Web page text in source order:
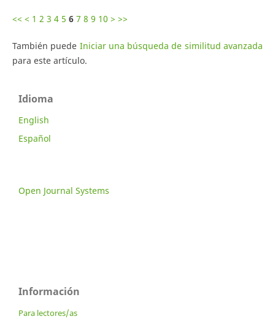
<< < 1 2 3 4 5 6 7 8 9 10 > >>
También puede Iniciar una búsqueda de similitud avanzada
para este artículo.
Idioma
English
Español
Open Journal Systems
Información
Para lectores/as